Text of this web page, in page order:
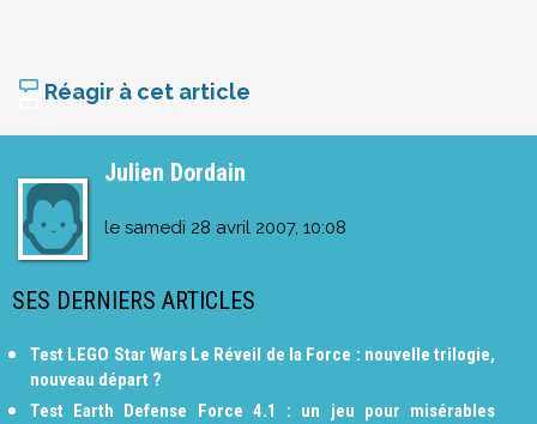
Réagir à cet article
Julien Dordain
le samedi 28 avril 2007, 10:08
SES DERNIERS ARTICLES
Test LEGO Star Wars Le Réveil de la Force : nouvelle trilogie,
nouveau départ ?
Test Earth Defense Force 4.1 : un jeu pour misérables